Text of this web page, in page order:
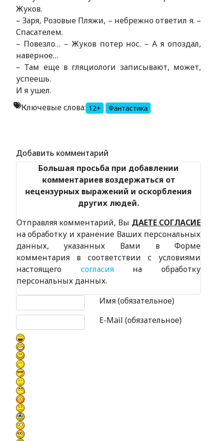
Жуков.
– Заря, Розовые Пляжи, – небрежно ответил я. –
Спасателем.
– Повезло… – Жуков потер нос. – А я опоздал,
наверное…
– Там еще в гляциологи записывают, может,
успеешь.
И я ушел.
Ключевые слова: 12+ Фантастика
Добавить комментарий
Большая просьба при добавлении
комментариев воздержаться от
нецензурных выражений и оскорбления
других людей.
Отправляя комментарий, Вы ДАЕТЕ СОГЛАСИЕ
на обработку и хранение Ваших персональных
данных, указанных Вами в Форме
комментария в соответствии с условиями
настоящего согласияна обработку
персональных данных.
Имя (обязательное)
E-Mail (обязательное)
Текст комментария